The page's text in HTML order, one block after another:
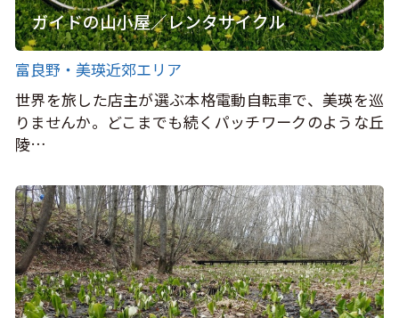
ガイドの山小屋／レンタサイクル
富良野・美瑛近郊エリア
世界を旅した店主が選ぶ本格電動自転車で、美瑛を巡
りませんか。どこまでも続くパッチワークのような丘
陵…